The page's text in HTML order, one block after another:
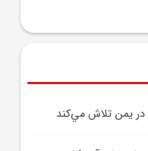
يمن تلاش مي‌کند